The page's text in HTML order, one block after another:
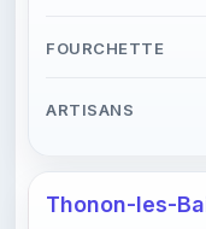
Thonon-les-